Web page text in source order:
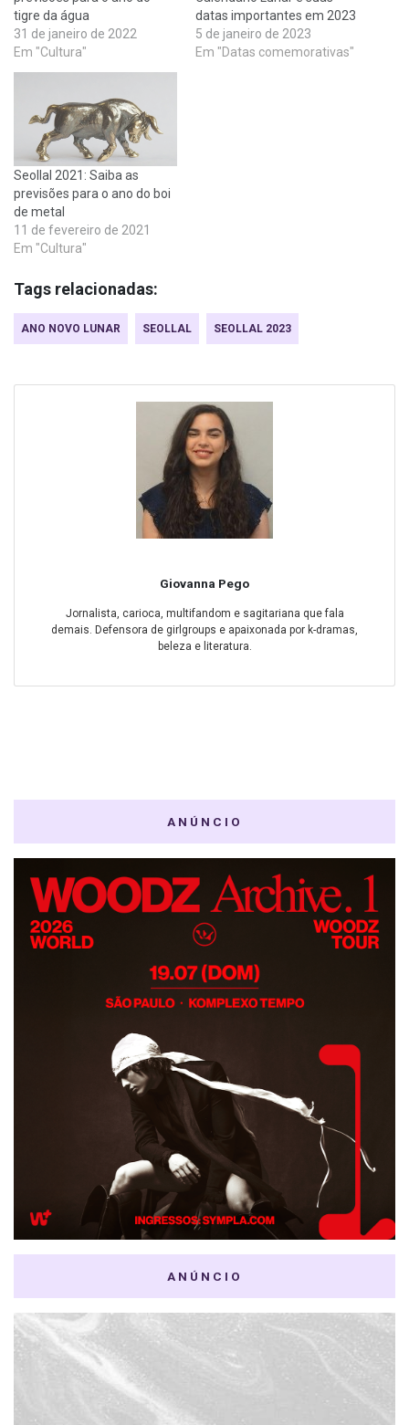
tigre da água
31 de janeiro de 2022
Em "Cultura"
datas importantes em 2023
5 de janeiro de 2023
Em "Datas comemorativas"
Seollal 2021: Saiba as
previsões para o ano do boi
de metal
11 de fevereiro de 2021
Em "Cultura"
Tags relacionadas:
ANO NOVO LUNAR SEOLLAL SEOLLAL 2023
Giovanna Pego
Jornalista, carioca, multifandom e sagitariana que fala
demais. Defensora de girlgroups e apaixonada por k-dramas,
beleza e literatura.
ANÚNCIO
ANÚNCIO